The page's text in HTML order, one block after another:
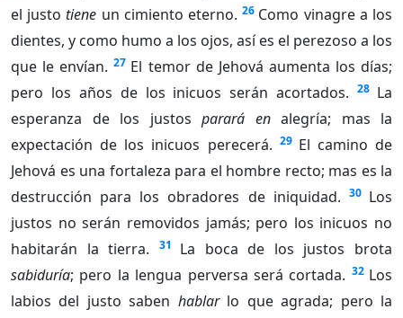
el justotiene un cimiento eterno. 26 Como vinagre a los
dientes, y como humo a los ojos, así es el perezoso a los
que le envían. 27 El temor de Jehová aumenta los días;
pero los años de los inicuos serán acortados. 28 La
esperanza de los justos parará enalegría; mas la
expectación de los inicuos perecerá. 29 El camino de
Jehová es una fortaleza para el hombre recto; mas es la
destrucción para los obradores de iniquidad. 30 Los
justos no serán removidos jamás; pero los inicuos no
habitarán la tierra.
31
La boca de los justos brota
sabiduría; pero la lengua perversa será cortada. 32 Los
labios del justo saben hablarlo que agrada; pero la